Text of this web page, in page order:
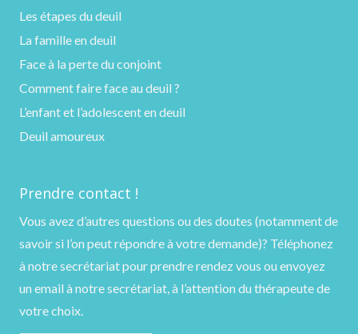
Les étapes du deuil
La famille en deuil
Face à la perte du conjoint
Comment faire face au deuil ?
L’enfant et l’adolescent en deuil
Deuil amoureux
Prendre contact !
Vous avez d’autres questions ou des doutes (notamment de
savoir si l’on peut répondre à votre demande)? Téléphonez
à notre secrétariat pour prendre rendez vous ou envoyez
un email à notre secrétariat, à l’attention du thérapeute de
votre choix.